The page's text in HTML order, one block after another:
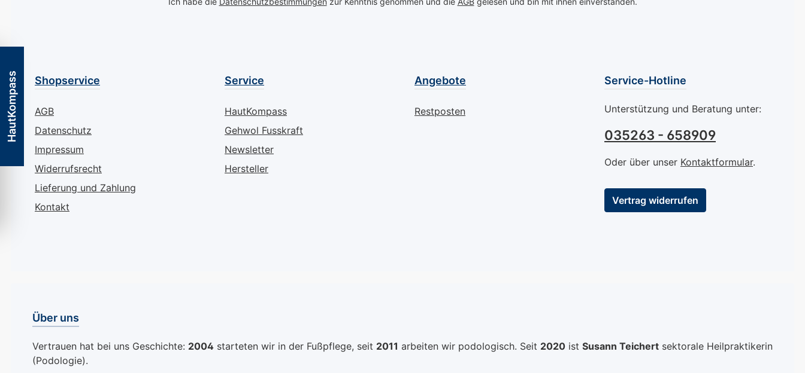
Nagellackfarbe zu
übersetzen. "Nordic
einem tiefen Lila, das je
nach Lichteinfall und
Bewegung Ihre Nägel in
verschiedenen Farben
leuchten lässt - so
unvorhersehbar und
faszinierend wie das
eine Zeit, die für ihre
Glamour bekannt ist.
Diese Nagellackserie ist
Shopservice
AGB
Datenschutz
Impressum
Widerrufsrecht
Lieferung und Zahlung
Kontakt
Service
HautKompass
Gehwol Fusskraft
Newsletter
Hersteller
Angebote
Restposten
Service-Hotline
Unterstützung und Beratung unter:
035263 - 658909
Oder über unser Kontaktformular.
Vertrag widerrufen
Über uns
Vertrauen hat bei uns Geschichte: 2004 starteten wir in der Fußpflege, seit 2011 arbeiten wir podologisch. Seit 2020 ist Susann Teichert sektorale Heilpraktikerin
(Podologie).
HautKompass